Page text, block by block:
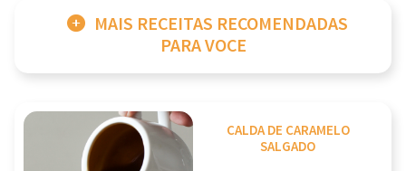
MAIS RECEITAS RECOMENDADAS
PARA VOCE
CALDA DE CARAMELO
SALGADO